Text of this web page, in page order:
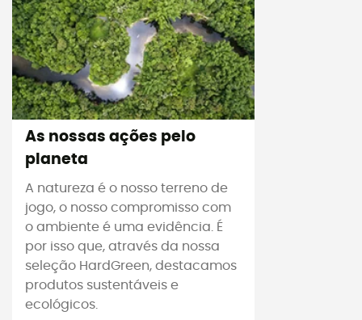
As nossas ações pelo
planeta
A natureza é o nosso terreno de
jogo, o nosso compromisso com
o ambiente é uma evidência. É
por isso que, através da nossa
seleção HardGreen, destacamos
produtos sustentáveis e
ecológicos.